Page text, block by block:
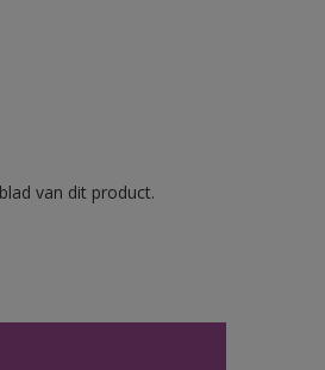
van dit product.